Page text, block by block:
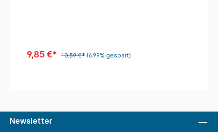
9,85 €* 10,59 €* (6.99% gespart)
Newsletter